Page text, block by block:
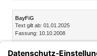
Inhalt
BayFiG
Text gilt ab: 01.01.2025
Fassung: 10.10.2008
Teil 5 Fischereiaufseher